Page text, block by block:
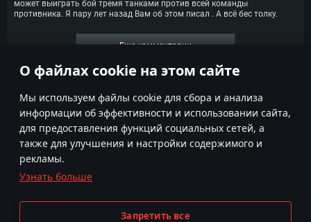
О файлах cookie на этом сайте
Мы используем файлы cookie для сбора и анализа
информации об эффективности и использовании сайта,
для предоставления функций социальных сетей, а
также для улучшения и настройки содержимого и
рекламы.
Узнать больше
Запретить все
может выиграть бой тремя танками против всей команды
противника. Я пару лет назад Вам об этом писал . А всё бес толку.
Еще комментарии